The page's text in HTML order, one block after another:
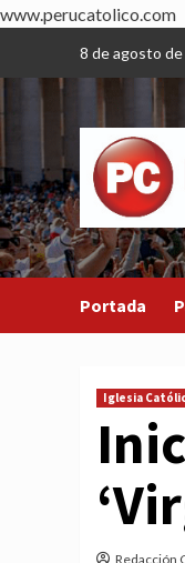
www.perucatolico.com
content
8 de agosto
Portada
Iglesia
Redacción